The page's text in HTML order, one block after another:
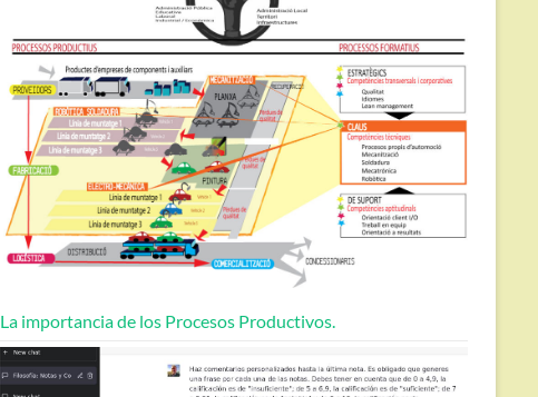
La importancia de los Procesos Productivos.